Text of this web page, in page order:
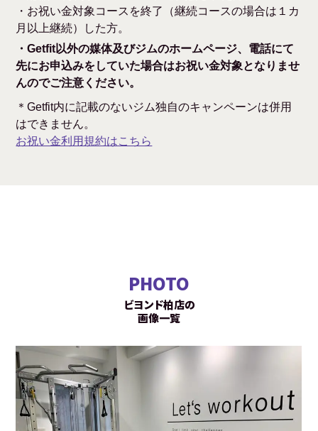
・お祝い金対象コースを終了（継続コースの場合は１カ
月以上継続）した方。
・Getfit以外の媒体及びジムのホームページ、電話にて
先にお申込みをしていた場合はお祝い金対象となりませ
んのでご注意ください。
＊Getfit内に記載のないジム独自のキャンペーンは併用
はできません。
お祝い金利用規約はこちら
PHOTO
ビヨンド柏店の
画像一覧